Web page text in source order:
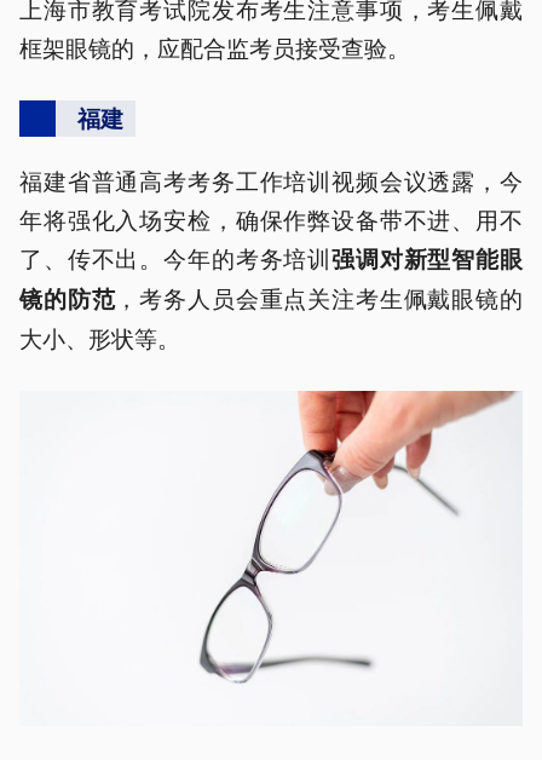
上海市教育考试院发布考生注意事项，考生佩戴
框架眼镜的，应配合监考员接受查验。
福建
福建省普通高考考务工作培训视频会议透露，今
年将强化入场安检，确保作弊设备带不进、用不
了、传不出。今年的考务培训强调对新型智能眼
镜的防范，考务人员会重点关注考生佩戴眼镜的
大小、形状等。